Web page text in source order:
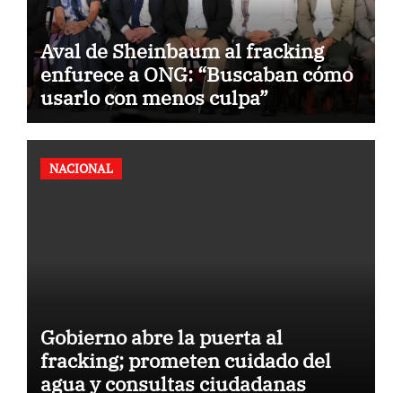
Aval de Sheinbaum al fracking
enfurece a ONG: “Buscaban cómo
usarlo con menos culpa”
NACIONAL
Gobierno abre la puerta al
fracking; prometen cuidado del
agua y consultas ciudadanas